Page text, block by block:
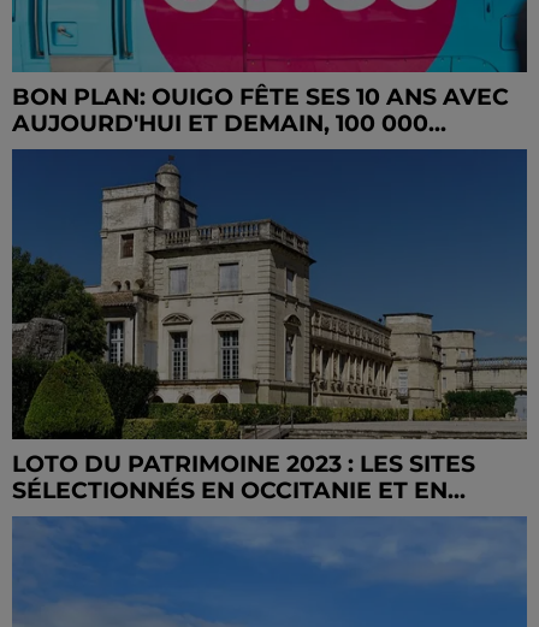
BON PLAN: OUIGO FÊTE SES 10 ANS AVEC
AUJOURD'HUI ET DEMAIN, 100 000...
LOTO DU PATRIMOINE 2023 : LES SITES
SÉLECTIONNÉS EN OCCITANIE ET EN...